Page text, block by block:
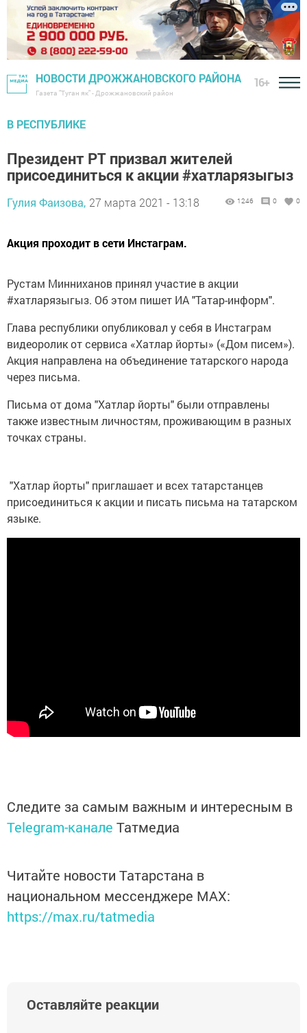
НОВОСТИ ДРОЖЖАНОВСКОГО РАЙОНА
Газета "Туган як" - Дрожжановский район
16+
В РЕСПУБЛИКЕ
Президент РТ призвал жителей
присоединиться к акции #хатларязыгыз
Гулия Фаизова, 27 марта 2021 - 13:18 1246 0 0
Акция проходит в сети Инстаграм.
Рустам Минниханов принял участие в акции
#хатларязыгыз. Об этом пишет ИА "Татар-информ".
Глава республики опубликовал у себя в Инстаграм
видеоролик от сервиса «Хатлар йорты» («Дом писем»).
Акция направлена на объединение татарского народа
через письма.
Письма от дома "Хатлар йорты" были отправлены
также известным личностям, проживающим в разных
точках страны.
"Хатлар йорты" приглашает и всех татарстанцев
присоединиться к акции и писать письма на татарском
языке.
Следите за самым важным и интересным в
Telegram-канале Татмедиа
Читайте новости Татарстана в
национальном мессенджере MАХ:
https://max.ru/tatmedia
Оставляйте реакции